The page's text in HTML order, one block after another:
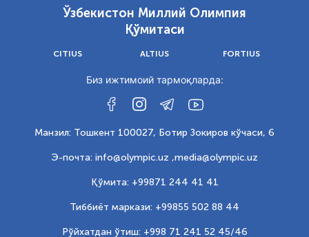
Ўзбекистон Миллий Олимпия
Қўмитаси
CITIUS ALTIUS FORTIUS
Биз ижтимоий тармоқларда:
Манзил: Тошкент 100027, Ботир Зокиров кўчаси, 6
Э-почта: info@olympic.uz ,media@olympic.uz
Қўмита: +99871 244 41 41
Тиббиёт маркази: +99855 502 88 44
Рўйхатдан ўтиш: +998 71 241 52 45/46